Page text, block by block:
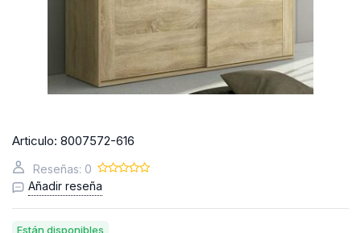
Articulo: 8007572-616
Reseñas: 0
Añadir reseña
Están disponibles